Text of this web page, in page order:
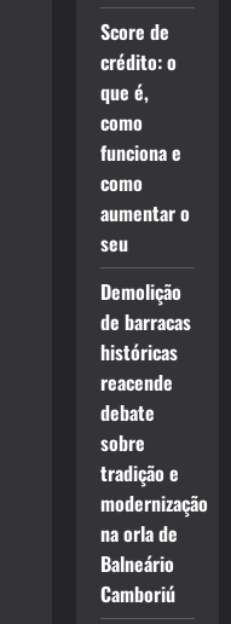
Score de
crédito: o
que é,
como
funciona e
como
aumentar o
seu
Demolição
de barracas
históricas
reacende
debate
sobre
tradição e
modernização
na orla de
Balneário
Camboriú